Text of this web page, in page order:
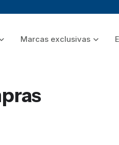
Marcas exclusivas